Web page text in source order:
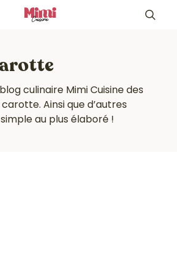
culinaire Mimi Cuisine des
Ainsi que d’autres
au plus élaboré !